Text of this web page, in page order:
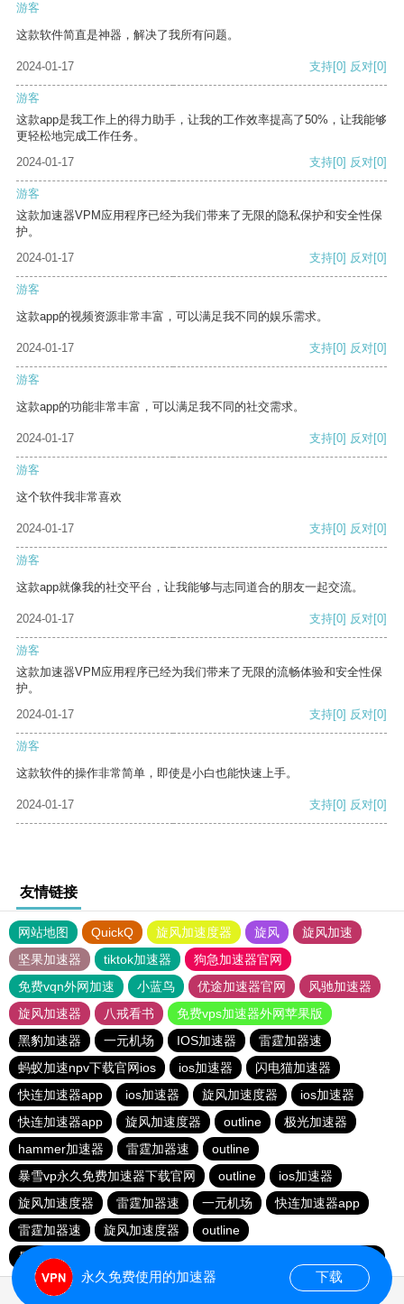
游客
这款软件简直是神器，解决了我所有问题。
2024-01-17 支持[0] 反对[0]
游客
这款app是我工作上的得力助手，让我的工作效率提高了50%，让我能够
更轻松地完成工作任务。
2024-01-17
支持[0] 反对[0]
游客
这款加速器VPM应用程序已经为我们带来了无限的隐私保护和安全性保
护。
2024-01-17
支持[0] 反对[0]
游客
这款app的视频资源非常丰富，可以满足我不同的娱乐需求。
2024-01-17 支持[0] 反对[0]
游客
这款app的功能非常丰富，可以满足我不同的社交需求。
2024-01-17 支持[0] 反对[0]
游客
这个软件我非常喜欢
2024-01-17 支持[0] 反对[0]
游客
这款app就像我的社交平台，让我能够与志同道合的朋友一起交流。
2024-01-17 支持[0] 反对[0]
游客
这款加速器VPM应用程序已经为我们带来了无限的流畅体验和安全性保
护。
2024-01-17
支持[0] 反对[0]
游客
这款软件的操作非常简单，即使是小白也能快速上手。
2024-01-17 支持[0] 反对[0]
友情链接
网站地图 QuickQ 旋风加速度器 旋风
旋风加速
坚果加速器
tiktok加速器
狗急加速器官网
免费vqn外网加速
小蓝鸟 优途加速器官网
风驰加速器
旋风加速器
八戒看书
免费vps加速器外网苹果版
黑豹加速器
一元机场 IOS加速器
雷霆加器速
蚂蚁加速npv下载官网ios
ios加速器
闪电猫加速器
快连加速器app
ios加速器 旋风加速度器
ios加速器
快连加速器app
旋风加速度器 outline
极光加速器
hammer加速器
雷霆加器速
outline
暴雪vp永久免费加速器下载官网
outline
ios加速器
旋风加速度器
雷霆加器速 一元机场
快连加速器app
雷霆加器速
旋风加速度器
outline
暴雪vp永久免费加速器下载官网
永久免费使用的加速器 下载